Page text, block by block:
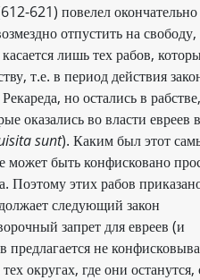
621) повелел окончательно
отпустить на свободу,
лишь тех рабов,
т.е. в период действия
но остались в рабстве,
оказались во власти евреев в
sunt). Каким был этот
может быть конфисковано
Поэтому этих рабов
следующий закон
запрет для евреев (и
не
округах, где они останутся,